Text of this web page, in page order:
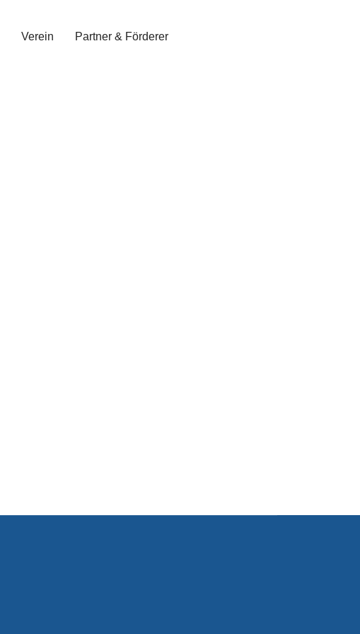
Verein Partner & Förderer